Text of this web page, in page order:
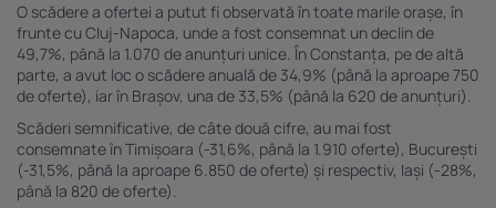
O scădere a ofertei a putut fi observată în toate marile orașe, în
frunte cu Cluj-Napoca, unde a fost consemnat un declin de
49,7%, până la 1.070 de anunțuri unice. În Constanța, pe de altă
parte, a avut loc o scădere anuală de 34,9% (până la aproape 750
de oferte), iar în Brașov, una de 33,5% (până la 620 de anunțuri).
Scăderi semnificative, de câte două cifre, au mai fost
consemnate în Timișoara (-31,6%, până la 1.910 oferte), București
(-31,5%, până la aproape 6.850 de oferte) și respectiv, Iași (-28%,
până la 820 de oferte).